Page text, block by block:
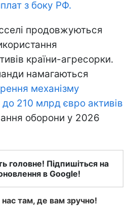
з боку РФ.
продовжуються
країни-агресорки.
намагаються
механізму
до 210 млрд євро активів
оборони у 2026
головне! Підпишіться на
в Google!
там, де вам зручно!